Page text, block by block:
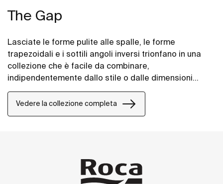
The Gap
Lasciate le forme pulite alle spalle, le forme
trapezoidali e i sottili angoli inversi trionfano in una
collezione che è facile da combinare,
indipendentemente dallo stile o dalle dimensioni
Vedere la collezione completa